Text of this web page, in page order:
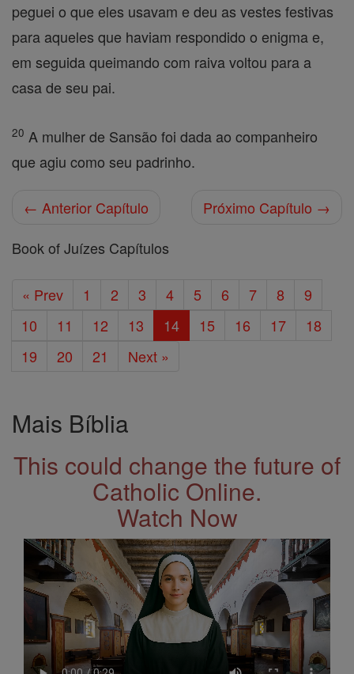
peguei o que eles usavam e deu as vestes festivas
para aqueles que haviam respondido o enigma e,
em seguida queimando com raiva voltou para a
casa de seu pai.
20 A mulher de Sansão foi dada ao companheiro
que agiu como seu padrinho.
← Anterior Capítulo
Próximo Capítulo →
Book of Juízes Capítulos
« Prev 1 2 3 4 5 6 7 8
9
10
11 12 13 14 15 16 17
18
19
20 21 Next »
Mais Bíblia
This could change the future of
Catholic Online.
Watch Now